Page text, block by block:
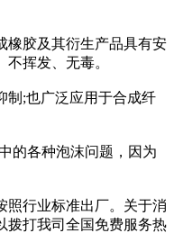
橡胶及其衍生产品具有安
挥发、无毒。
制;也广泛应用于合成纤
的各种泡沫问题，因为
照行业标准出厂。关于消
拨打我司全国免费服务热